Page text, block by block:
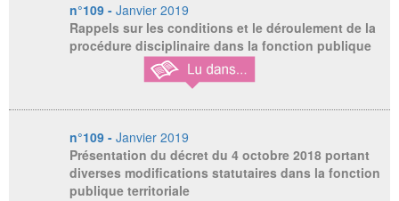
n°109 - Janvier 2019
Rappels sur les conditions et le déroulement de la
procédure disciplinaire dans la fonction publique
n°109 - Janvier 2019
Présentation du décret du 4 octobre 2018 portant
diverses modifications statutaires dans la fonction
publique territoriale